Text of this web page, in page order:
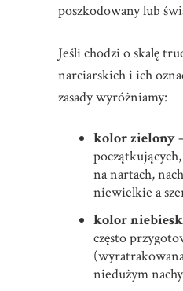
poszkodowany lub
Jeśli chodzi o skalę
narciarskich i ich
zasady wyróżniamy:
kolor zielony
na nartach,
niewielkie a
kolor
często
niedużym